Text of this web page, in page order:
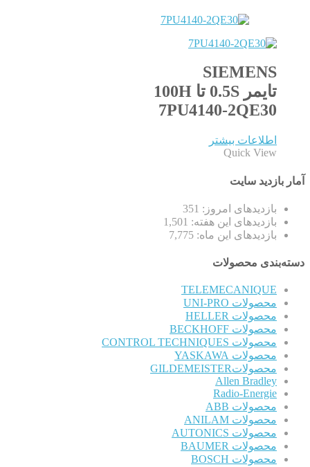
SIEMENS
تایمر 0.5S تا 100H
7PU4140-2QE30
اطلاعات بیشتر
Quick View
آمار بازدید سایت
بازدیدهای امروز: 351
بازدیدهای این هفته: 1,501
بازدیدهای این ماه: 7,775
دسته‌بندی محصولات
TELEMECANIQUE
محصولات UNI-PRO
محصولات HELLER
محصولات BECKHOFF
محصولات CONTROL TECHNIQUES
محصولات YASKAWA
محصولاتGILDEMEISTER
Allen Bradley
Radio-Energie
محصولات ABB
محصولات ANILAM
محصولات AUTONICS
محصولات BAUMER
محصولات BOSCH